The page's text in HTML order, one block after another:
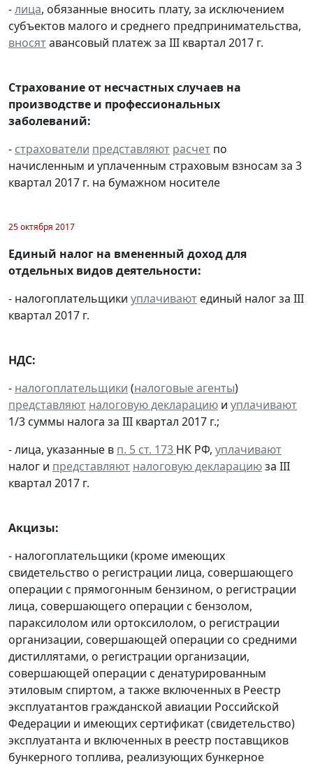
-лица, обязанные вносить плату, за исключением
субъектов малого и среднего предпринимательства,
вносятавансовый платеж за III квартал 2017 г.
Страхование от несчастных случаев на
производстве и профессиональных
заболеваний:
- страхователи представляют расчет по
начисленным и уплаченным страховым взносам за 3
квартал 2017 г. на бумажном носителе
25 октября 2017
Единый налог на вмененный доход для
отдельных видов деятельности:
- налогоплательщики уплачивают единый налог за III
квартал 2017 г.
НДС:
- налогоплательщики (налоговые агенты)
представляют налоговую декларацию и уплачивают
1/3 суммы налога за III квартал 2017 г.;
- лица, указанные в п. 5 ст. 173 НК РФ, уплачивают
налог и представляют налоговую декларациюза III
квартал 2017 г.
Акцизы:
- налогоплательщики (кроме имеющих
свидетельство о регистрации лица, совершающего
операции с прямогонным бензином, о регистрации
лица, совершающего операции с бензолом,
параксилолом или ортоксилолом, о регистрации
организации, совершающей операции со средними
дистиллятами, о регистрации организации,
совершающей операции с денатурированным
этиловым спиртом, а также включенных в Реестр
эксплуатантов гражданской авиации Российской
Федерации и имеющих сертификат (свидетельство)
эксплуатанта и включенных в реестр поставщиков
бункерного топлива, реализующих бункерное